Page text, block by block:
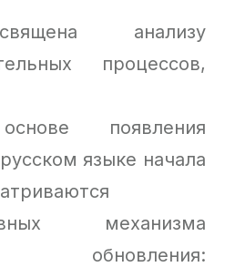
анализу
процессов,
появления
языке начала
механизма
обновления: